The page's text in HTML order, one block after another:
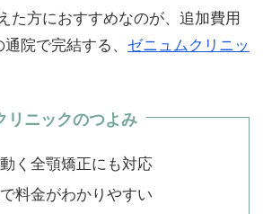
た方におすすめなのが、追加費用
院で完結する、 ゼニュムクリニッ
リニックのつよみ
く全顎矯正にも対応
料金がわかりやすい